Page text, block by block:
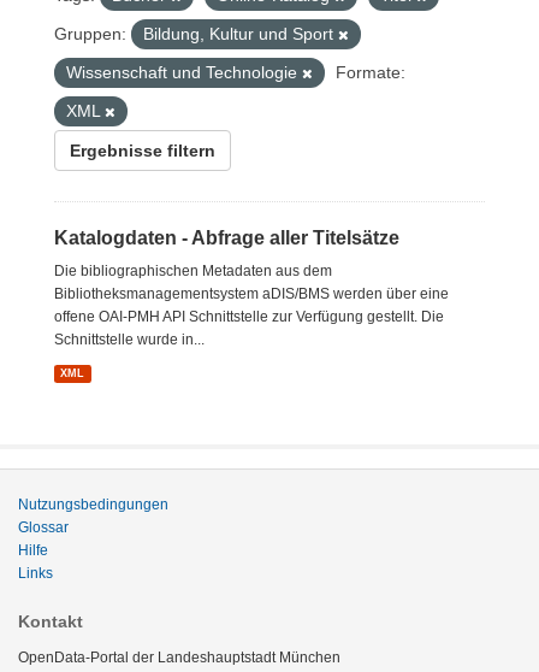
Gruppen:
Bildung, Kultur und Sport
Wissenschaft und Technologie
Formate:
XML
Ergebnisse filtern
Katalogdaten - Abfrage aller Titelsätze
Die bibliographischen Metadaten aus dem
Bibliotheksmanagementsystem aDIS/BMS werden über eine
offene OAI-PMH API Schnittstelle zur Verfügung gestellt. Die
Schnittstelle wurde in...
XML
Nutzungsbedingungen
Glossar
Hilfe
Links
Kontakt
OpenData-Portal der Landeshauptstadt München